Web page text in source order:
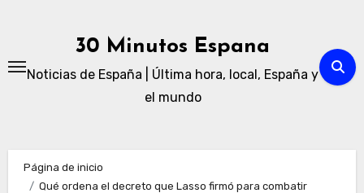
30 Minutos Espana
Noticias de España | Última hora, local, España y
el mundo
Página de inicio
Qué ordena el decreto que Lasso firmó para combatir